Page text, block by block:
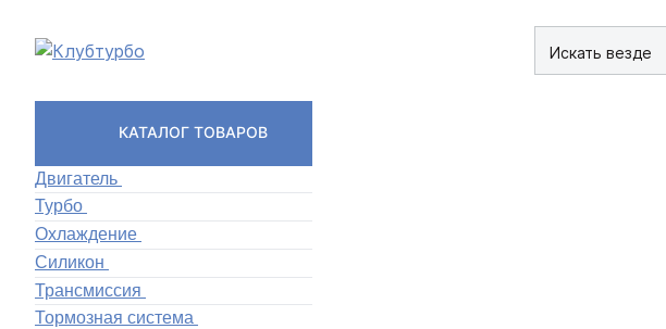
Искать везде
КАТАЛОГ ТОВАРОВ
Двигатель
Турбо
Охлаждение
Силикон
Трансмиссия
Тормозная система